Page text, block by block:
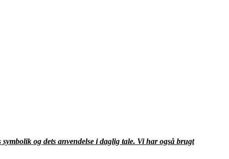
og dets anvendelse i daglig tale. Vi har også brugt